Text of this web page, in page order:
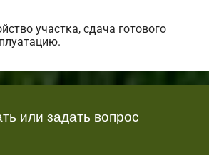
участка, сдача готового
или задать вопрос